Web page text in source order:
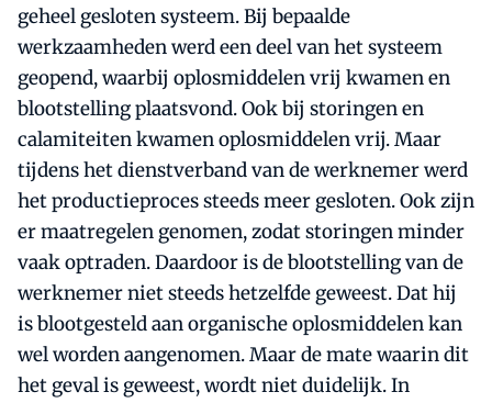
geheel gesloten systeem. Bij bepaalde
werkzaamheden werd een deel van het systeem
geopend, waarbij oplosmiddelen vrij kwamen en
blootstelling plaatsvond. Ook bij storingen en
calamiteiten kwamen oplosmiddelen vrij. Maar
tijdens het dienstverband van de werknemer werd
het productieproces steeds meer gesloten. Ook zijn
er maatregelen genomen, zodat storingen minder
vaak optraden. Daardoor is de blootstelling van de
werknemer niet steeds hetzelfde geweest. Dat hij
is blootgesteld aan organische oplosmiddelen kan
wel worden aangenomen. Maar de mate waarin dit
het geval is geweest, wordt niet duidelijk. In